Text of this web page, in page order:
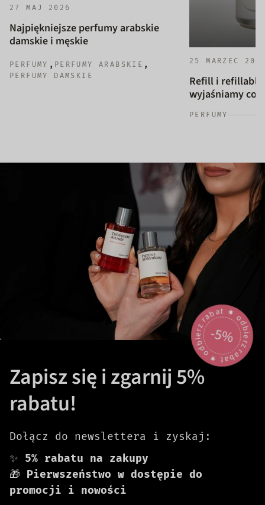
27 MAJ 2026
Najpiękniejsze perfumy arabskie
damskie i męskie
PERFUMY , PERFUMY ARABSKIE ,
PERFUMY DAMSKIE
25 MARZEC
Refill i refillable
wyjaśniamy co
PERFUMY
odbierz rabat 🟎 odbierz rabat 🟎
-5%
Zapisz się i zgarnij 5%
rabatu!
Dołącz do newslettera i zyskaj:
✨ 5% rabatu na zakupy
🎁 Pierwszeństwo w dostępie do
promocji i nowości